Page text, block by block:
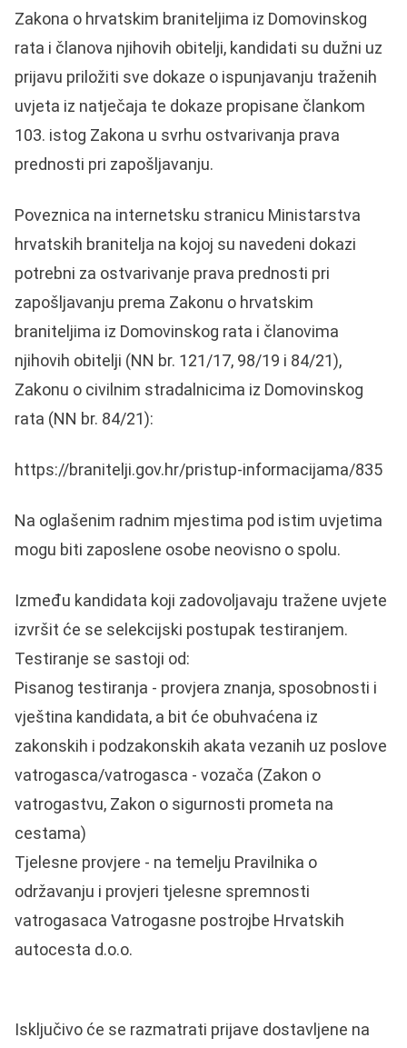
Zakona o hrvatskim braniteljima iz Domovinskog
rata i članova njihovih obitelji, kandidati su dužni uz
prijavu priložiti sve dokaze o ispunjavanju traženih
uvjeta iz natječaja te dokaze propisane člankom
103. istog Zakona u svrhu ostvarivanja prava
prednosti pri zapošljavanju.
Poveznica na internetsku stranicu Ministarstva
hrvatskih branitelja na kojoj su navedeni dokazi
potrebni za ostvarivanje prava prednosti pri
zapošljavanju prema Zakonu o hrvatskim
braniteljima iz Domovinskog rata i članovima
njihovih obitelji (NN br. 121/17, 98/19 i 84/21),
Zakonu o civilnim stradalnicima iz Domovinskog
rata (NN br. 84/21):
https://branitelji.gov.hr/pristup-informacijama/835
Na oglašenim radnim mjestima pod istim uvjetima
mogu biti zaposlene osobe neovisno o spolu.
Između kandidata koji zadovoljavaju tražene uvjete
izvršit će se selekcijski postupak testiranjem.
Testiranje se sastoji od:
Pisanog testiranja - provjera znanja, sposobnosti i
vještina kandidata, a bit će obuhvaćena iz
zakonskih i podzakonskih akata vezanih uz poslove
vatrogasca/vatrogasca - vozača (Zakon o
vatrogastvu, Zakon o sigurnosti prometa na
cestama)
Tjelesne provjere - na temelju Pravilnika o
održavanju i provjeri tjelesne spremnosti
vatrogasaca Vatrogasne postrojbe Hrvatskih
autocesta d.o.o.
Isključivo će se razmatrati prijave dostavljene na